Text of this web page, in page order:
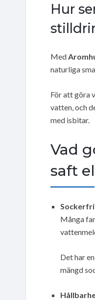
Hur
Med
naturliga
För att göra
vatten, och
med isbitar.
Vad
saft
Många
Det har
mängd